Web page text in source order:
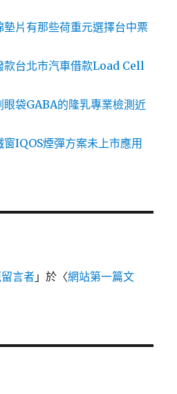
片有那些荷重元選擇台中票
款台北市汽車借款Load Cell
眼袋GABA的隆乳專業檢測近
IQOS煙彈方案未上市應用
言者 」於〈網站第一篇文